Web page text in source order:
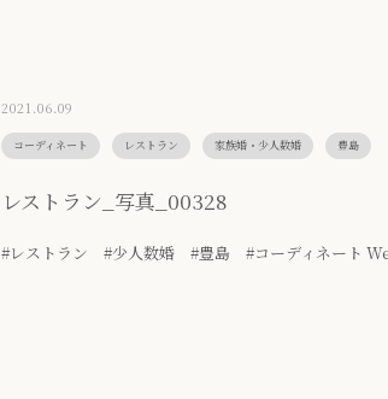
2021.06.09
コーディネート レストラン 家族婚・少人数婚 豊島
レストラン_写真_00328
#レストラン #少人数婚 #豊島 #コーディネート